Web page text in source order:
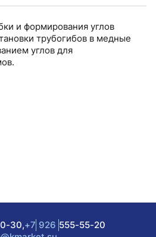
и формирования углов
трубогибов в медные
углов для
30,+7 926 555-55-20